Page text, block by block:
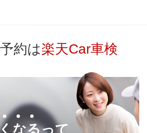
店舗を探す
47,070 店舗を探す
48,390 円 店舗を探す
約は楽天Car車検
なるって